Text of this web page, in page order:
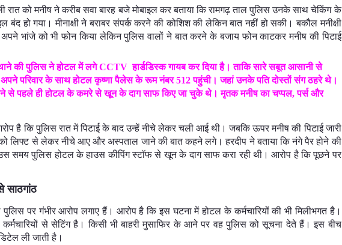
रात को मनीष ने करीब सवा बारह बजे मोबाइल कर बताया कि रामगढ़ ताल पुलिस उनके साथ चेकिंग के
बंद हो गया। मीनाक्षी ने बराबर संपर्क करने की कोशिश की लेकिन बात नहीं हो सकी। बकौल मनीक्षी
भांजे को भी फोन किया लेकिन पुलिस वालों ने बात करने के बजाय फोन काटकर मनीष की पिटाई
थाने की पुलिस ने होटल में लगेCCTV हार्डडिस्क गायब कर दिया है। ताकि सारे सबूत आसानी से
अपने परिवार के साथ होटल कृष्णा पैलेस के रूम नंबर512पहुंची। जहां उनके पति दोस्तों संग ठहरे थे।
से पहले ही होटल के कमरे से खून के दाग साफ किए जा चुके थे। मृतक मनीष का चप्पल,पर्स और
है कि पुलिस रात में पिटाई के बाद उन्हें नीचे लेकर चली आई थी। जबकि ऊपर मनीष की पिटाई जारी
लिफ्ट से लेकर नीचे आए और अस्पताल जाने की बात कहने लगे। हरदीप ने बताया कि नंगे पैर होने की
समय पुलिस होटल के हाउस कीपिंग स्टॉफ से खून के दाग साफ करा रही थी। आरोप है कि पूछने पर
साठगांठ
पर गंभीर आरोप लगाए हैं। आरोप है कि इस घटना में होटल के कर्मचारियों की भी मिलीभगत है।
से सेटिंग है। किसी भी बाहरी मुसाफिर के आने पर वह पुलिस को सूचना देते हैं। इस बीच
ली जाती है।